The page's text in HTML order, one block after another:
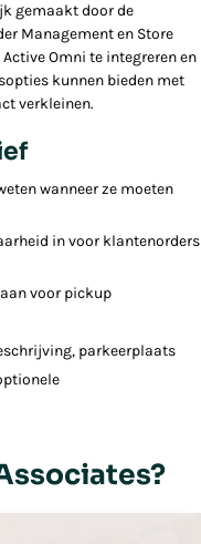
gemaakt door de
Management en Store
Omni te integreren en
kunnen bieden met
verkleinen.
wanneer ze moeten
in voor klantenorders
voor pickup
parkeerplaats